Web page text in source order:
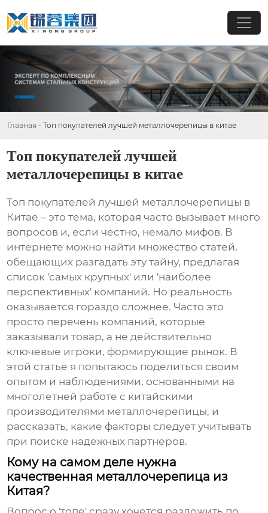
Главная - Топ покупателей лучшей металлочерепицы в китае
Топ покупателей лучшей
металлочерепицы в китае
Топ покупателей лучшей металлочерепицы в
Китае – это тема, которая часто вызывает много
вопросов и, если честно, немало мифов. В
интернете можно найти множество статей,
обещающих разгадать эту тайну, предлагая
список 'самых крупных' или 'наиболее
перспективных' компаний. Но реальность
оказывается гораздо сложнее. Часто это
просто перечень компаний, которые
заказывали товар, а не действительно
ключевые игроки, формирующие рынок. В
этой статье я попытаюсь поделиться своим
опытом и наблюдениями, основанными на
многолетней работе с китайскими
производителями металлочерепицы, и
рассказать, какие факторы следует учитывать
при поиске надежных партнеров.
Кому на самом деле нужна
качественная металлочерепица из
Китая?